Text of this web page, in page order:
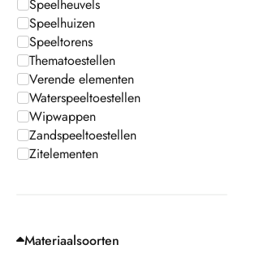
Speelheuvels
Speelhuizen
Speeltorens
Thematoestellen
Verende elementen
Waterspeeltoestellen
Wipwappen
Zandspeeltoestellen
Zitelementen
Materiaalsoorten